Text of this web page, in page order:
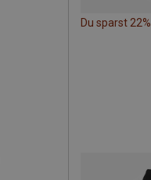
Du sparst 22%